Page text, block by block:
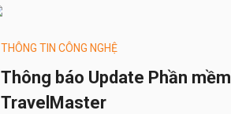
THÔNG TIN CÔNG NGHỆ
Thông báo Update Phần mềm
TravelMaster